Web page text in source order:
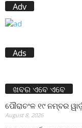
Adv
Ads
ଖବର ଏବେ ଏବେ
ପୌରାଚଂଳ ୧୯ ନମ୍ବର
August 8, 2026